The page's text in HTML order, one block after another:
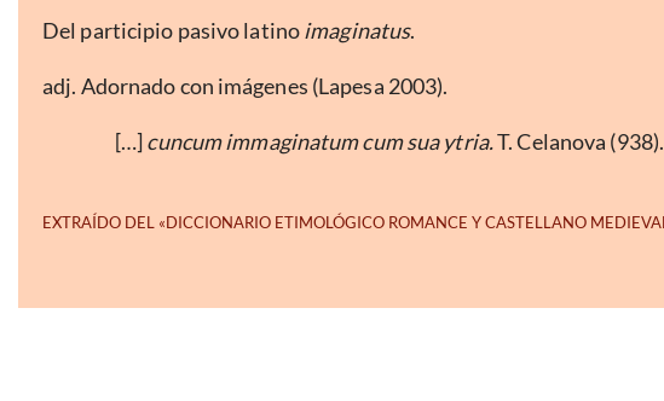
Del participio pasivo latinoimaginatus.
adj. Adornado con imágenes (Lapesa 2003).
[…]cuncum immaginatum cum sua ytria.T. Celanova (938).